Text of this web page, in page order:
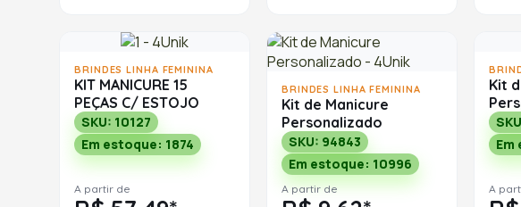
BRINDES LINHA FEMININA
KIT MANICURE 15
PEÇAS C/ ESTOJO
SKU: 10127
Em estoque: 1874
A partir de
BRINDES LINHA FEMININA
Kit de Manicure
Personalizado
SKU: 94843
Em estoque: 10996
A partir de
Kit
A